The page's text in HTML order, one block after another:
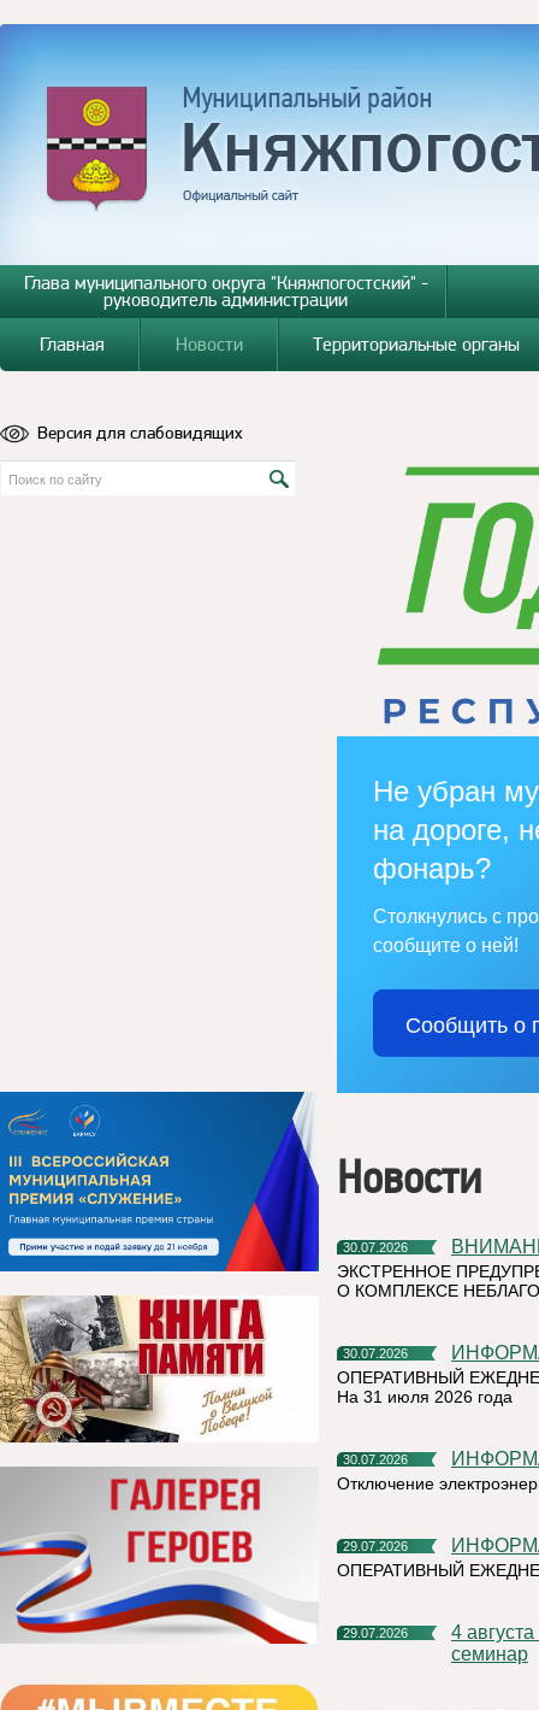
Глава муниципального округа "Княжпогостский" -
руководитель администрации
Главная
Новости Территориальные органы
Версия для слабовидящих
Не убран
на дороге,
фонарь?
Столкнулись с
сообщите о ней!
Сообщить о
Новости
30.07.2026
ЭКСТРЕННОЕ
О КОМПЛЕКСЕ
30.07.2026
ОПЕРАТИВНЫЙ
На 31 июля 2026 года
30.07.2026
Отключение
29.07.2026
ОПЕРАТИВНЫЙ
29.07.2026
4 августа в 15.00 Центр «Мой бизнес» Коми проведет
семинар